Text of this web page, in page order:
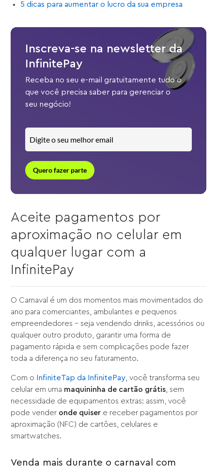
5 dicas para aumentar o lucro da sua empresa
Inscreva-se na newsletter da
InfinitePay
Receba no seu e-mail gratuitamente tudo o
que você precisa saber para gerenciar o
seu negócio!
Quero fazer parte
Aceite pagamentos por
aproximação no celular em
qualquer lugar com a
InfinitePay
O Carnaval é um dos momentos mais movimentados do
ano para comerciantes, ambulantes e pequenos
empreendedores – seja vendendo drinks, acessórios ou
qualquer outro produto, garantir uma forma de
pagamento rápida e sem complicações pode fazer
toda a diferença no seu faturamento.
Com o InfiniteTap da InfinitePay , você transforma seu
celular em uma maquininha de cartão grátis , sem
necessidade de equipamentos extras: assim, você
pode vender onde quiser e receber pagamentos por
aproximação (NFC) de cartões, celulares e
smartwatches.
Venda mais durante o carnaval com